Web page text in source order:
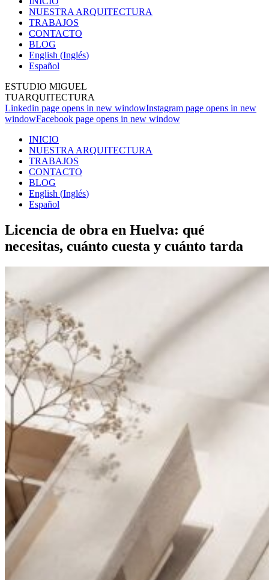
NUESTRA ARQUITECTURA
TRABAJOS
CONTACTO
BLOG
English (Inglés)
Español
ESTUDIO MIGUEL
TUARQUITECTURA
Linkedin page opens in new windowInstagram page opens in new
windowFacebook page opens in new window
INICIO
NUESTRA ARQUITECTURA
TRABAJOS
CONTACTO
BLOG
English (Inglés)
Español
Licencia de obra en Huelva: qué
necesitas, cuánto cuesta y cuánto tarda